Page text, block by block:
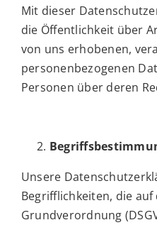
Mit dieser
die Öffentlichkeit über
von uns erhobenen,
personenbezogenen
Personen über deren
Unsere
Begrifflichkeiten, die
Grundverordnung